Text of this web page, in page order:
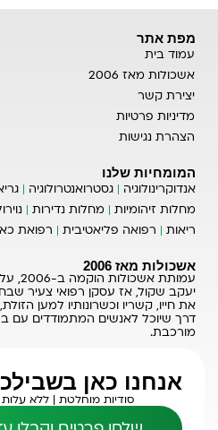
מפת אתר
עמוד בית
אשכולות מאז 2006
יצירת קשר
מדיניות פרטיות
הצהרת נגישות
המומחיות שלנו
אנדוקרינולוגיה גסטרואנטרולוגיה
מחלות זיהומיות
מחלות נדירות
ריאות
רפואה פליאטיבית רפואת
אשכולות מאז 2006
עמותת
יעקב שקול, אז עסקן רפואי צעיר
את חייו, קשריו וכשרונותיו למען
דרך שיוכל לאנשים המתמודדים עם
מורכבת.
אנחנו כאן
סודיות מוחלטת | ללא עלות